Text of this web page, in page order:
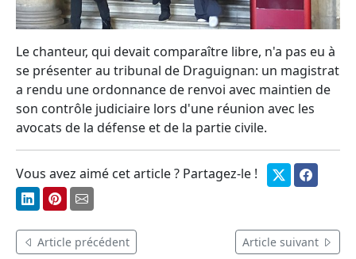
Le chanteur, qui devait comparaître libre, n'a pas eu à
se présenter au tribunal de Draguignan: un magistrat
a rendu une ordonnance de renvoi avec maintien de
son contrôle judiciaire lors d'une réunion avec les
avocats de la défense et de la partie civile.
Vous avez aimé cet article ? Partagez-le !
Article précédent Article suivant